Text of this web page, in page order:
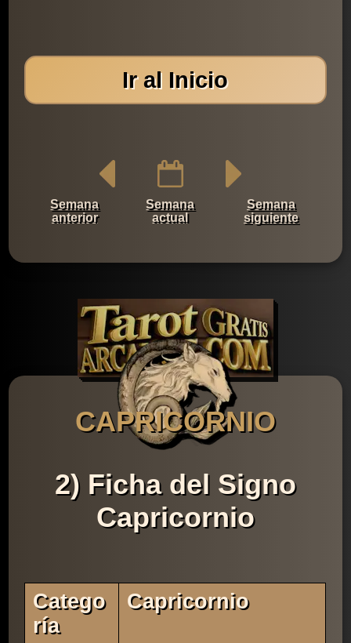
Ir al Inicio
Semana
anterior
Semana
actual
Semana
siguiente
CAPRICORNIO
2) Ficha del Signo
Capricornio
Catego
Ría
Capricornio